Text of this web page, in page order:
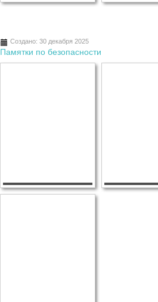
Создано: 30 декабря 2025
Памятки по безопасности